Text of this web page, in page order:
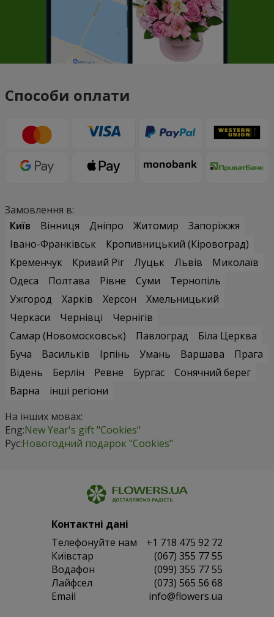
Способи оплати
Замовлення в:
Київ
Вінниця Дніпро Житомир
Запоріжжя
Івано-Франківськ
Кропивницький (Кіровоград)
Кременчук
Кривий Ріг Луцьк Львів
Миколаїв
Одеса
Полтава Рівне Суми
Тернопіль
Ужгород
Харків Херсон
Хмельницький
Черкаси
Чернівці
Чернігів
Самар (Новомосковськ)
Павлоград
Біла Церква
Буча
Васильків Ірпінь Умань Варшава
Прага
Відень
Берлін Ревне Бургас
Сонячний берег
Варна
інші регіони
На інших мовах:
Eng:New Year's gift "Cookies"
Рус:Новогодний подарок "Cookies"
Контактні дані
Телефонуйте нам
+1 718 475 92 72
Київстар
(067) 355 77 55
Водафон
(099) 355 77 55
Лайфсел
(073) 565 56 68
Email
info@flowers.ua